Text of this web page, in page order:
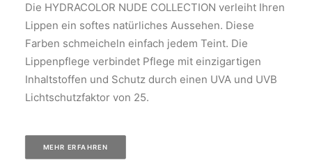
Die HYDRACOLOR NUDE COLLECTION verleiht Ihren
Lippen ein softes natürliches Aussehen. Diese
Farben schmeicheln einfach jedem Teint. Die
Lippenpflege verbindet Pflege mit einzigartigen
Inhaltstoffen und Schutz durch einen UVA und UVB
Lichtschutzfaktor von 25.
MEHR ERFAHREN